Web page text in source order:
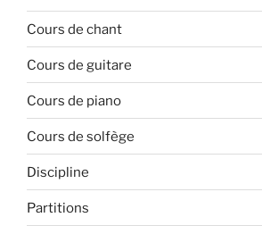
Cours de chant
Cours de guitare
Cours de piano
Cours de solfège
Discipline
Partitions